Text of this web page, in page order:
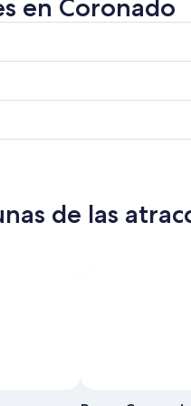
en Coronado
de las